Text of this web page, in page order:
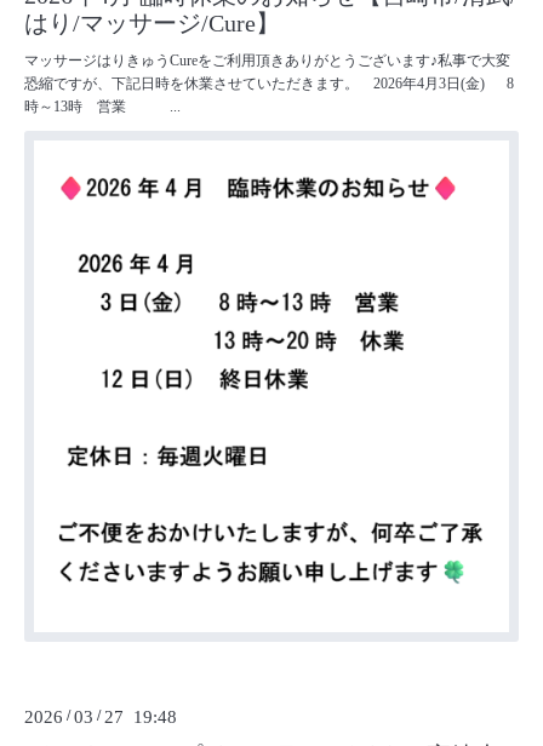
はり/マッサージ/Cure】
マッサージはりきゅうCureをご利用頂きありがとうございます♪私事で大変
恐縮ですが、下記日時を休業させていただきます。 2026年4月3日(金) 8
時～13時 営業 ...
2026 /03 / 27 19:48